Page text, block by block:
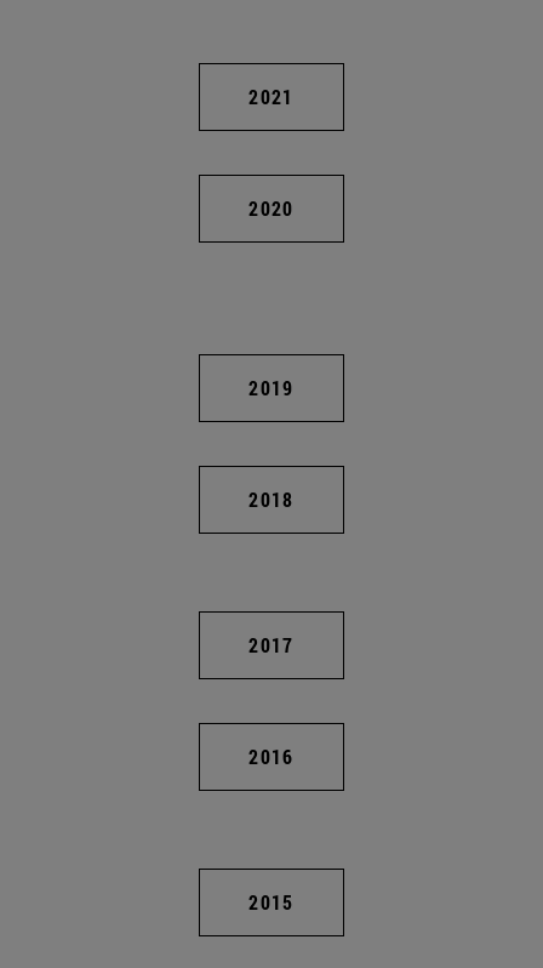
2021
2020
2019
2018
2017
2016
2015